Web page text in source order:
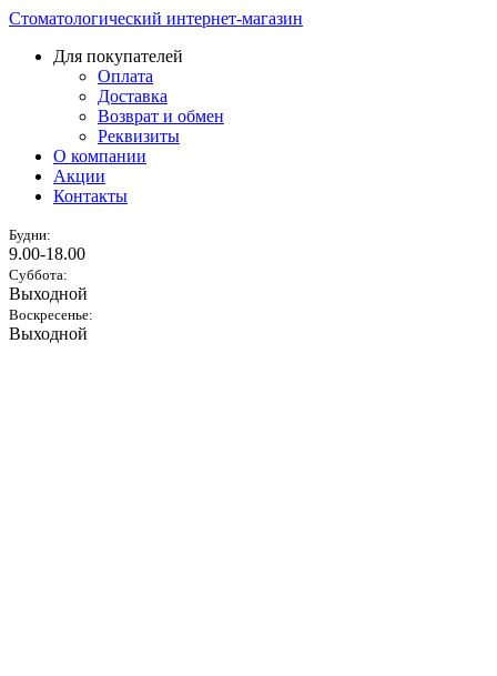
Стоматологический интернет-магазин
Для покупателей
Оплата
Доставка
Возврат и обмен
Реквизиты
О компании
Акции
Контакты
Будни:
9.00-18.00
Суббота:
Выходной
Воскресенье:
Выходной